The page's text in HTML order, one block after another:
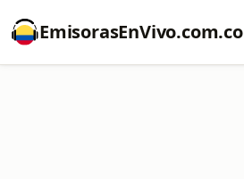
EmisorasEnVivo.com.co